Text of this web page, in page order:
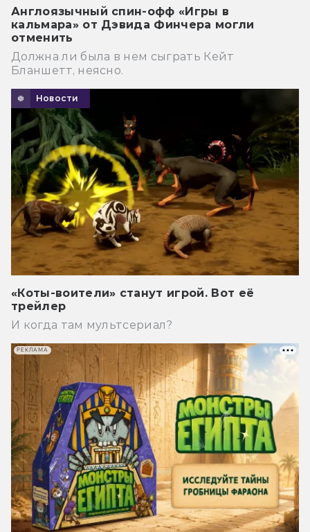
Англоязычный спин-офф «Игры в
кальмара» от Дэвида Финчера могли
отменить
Должна ли была в нем сыграть Кейт
Бланшетт, неясно.
Новости
«Коты-воители» станут игрой. Вот её
трейлер
И когда там мультсериал?
РЕКЛАМА